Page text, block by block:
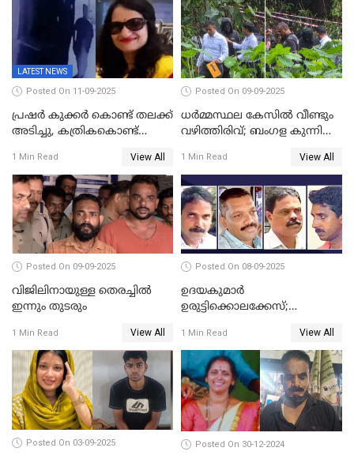
LATEST NEWS
Posted On 11-09-2025
പ്രഷർ കുക്കർ കൊണ്ട് തലക്ക്
അടിച്ചു, കത്രികകൊണ്ട്
കൊലപ്പെടുത്തി; 5 പവൻ
സ്വർണ്ണവും ഒരു ലക്ഷം
രൂപയും കാണാതായി
1 Min Read View All
Posted On 09-09-2025
ധർമ്മസ്ഥല കേസിൽ വീണ്ടും
വഴിത്തിരിവ്; ബംഗള കുന്നിൽ
കണ്ടെത്തി
1 Min Read View All
Posted On 09-09-2025
വിജിലിനായുള്ള തെരച്ചിൽ
ഇന്നും തുടരും
1 Min Read View All
Posted On 08-09-2025
ഉദയകുമാര്‍
ഉരുട്ടിക്കൊലക്കേസ്;
സുപ്രീംകോടതിയിലേക്ക്
1 Min Read View All
Posted On 03-09-2025 Posted On 30-12-2024